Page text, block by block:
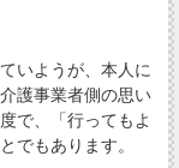
いようが、本人に
護事業者側の思い
で、「行ってもよ
でもあります。